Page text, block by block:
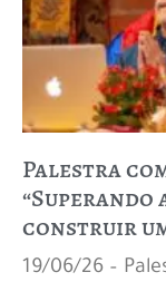
Palestra
“Superando
construir
19/06/26 –